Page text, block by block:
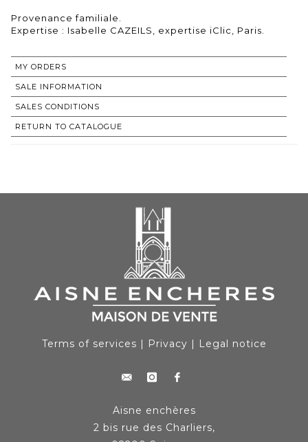
Provenance familiale.
Expertise : Isabelle CAZEILS, expertise iClic, Paris.
MY ORDERS
SALE INFORMATION
SALES CONDITIONS
RETURN TO CATALOGUE
Terms of services | Privacy | Legal notice
Aisne enchères
2 bis rue des Charliers,